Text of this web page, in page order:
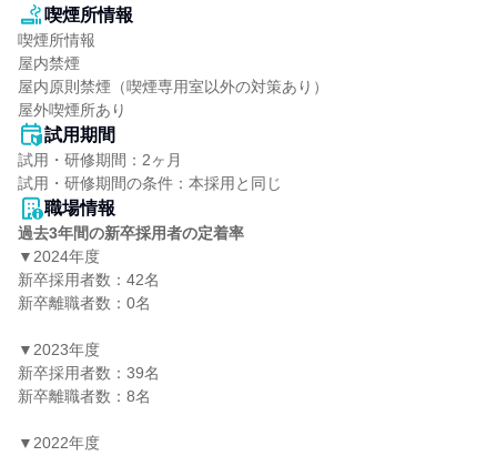
喫煙所情報
喫煙所情報
屋内禁煙
屋内原則禁煙（喫煙専用室以外の対策あり）
屋外喫煙所あり
試用期間
試用・研修期間：2ヶ月
職場情報
過去3年間の新卒採用者の定着率
▼2024年度
新卒採用者数：42名
新卒離職者数：0名
▼2023年度
新卒採用者数：39名
新卒離職者数：8名
▼2022年度